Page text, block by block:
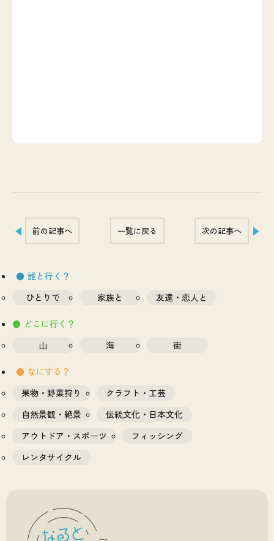
誰と行く？
ひとりで
家族と 友達・恋人と
どこに行く？
山
海 街
なにする？
果物・野菜狩り
クラフト・工芸
自然景観・絶景
伝統文化・日本文化
アウトドア・スポーツ
フィッシング
レンタサイクル
前の記事へ 一覧に戻る 次の記事へ